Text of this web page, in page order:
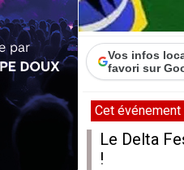
Vos infos
favori sur
Cet
Le Delta
!